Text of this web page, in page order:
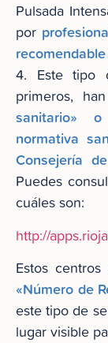
Pulsada
por
4. Este tipo
primeros,
sanitario»
normativa
Consejería
Puedes
cuáles son:
http://
Estos
«Número de
este tipo de
lugar visible